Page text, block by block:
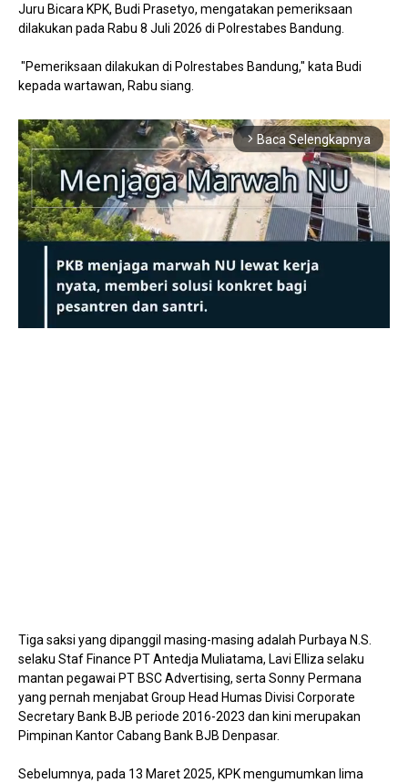
Juru Bicara KPK, Budi Prasetyo, mengatakan pemeriksaan
dilakukan pada Rabu 8 Juli 2026 di Polrestabes Bandung.
"Pemeriksaan dilakukan di Polrestabes Bandung," kata Budi
kepada wartawan, Rabu siang.
arrow_forward_ios Baca Selengkapnya
Tiga saksi yang dipanggil masing-masing adalah Purbaya N.S.
selaku Staf Finance PT Antedja Muliatama, Lavi Elliza selaku
mantan pegawai PT BSC Advertising, serta Sonny Permana
yang pernah menjabat Group Head Humas Divisi Corporate
Secretary Bank BJB periode 2016-2023 dan kini merupakan
Pimpinan Kantor Cabang Bank BJB Denpasar.
Sebelumnya, pada 13 Maret 2025, KPK mengumumkan lima